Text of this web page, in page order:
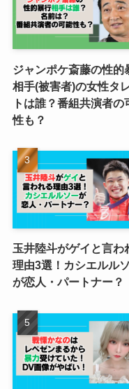
ジャンポケ斎藤の性的
相手(被害者)の女性タ
トは誰？番組共演者の
性も？
玉井陸斗がゲイと言わ
理由3選！カシエルル
が恋人・パートナー？